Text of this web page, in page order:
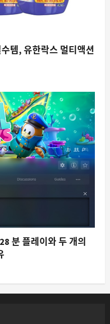
템, 유한락스 멀티액션
분 플레이와 두 개의